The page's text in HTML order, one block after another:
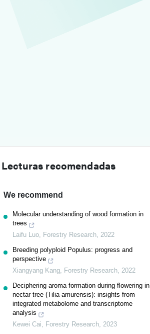
Lecturas recomendadas
We recommend
Molecular understanding of wood formation in
trees
Laifu Luo, Forestry Research, 2022
Breeding polyploid Populus: progress and
perspective
Xiangyang Kang, Forestry Research, 2022
Deciphering aroma formation during flowering in
nectar tree (Tilia amurensis): insights from
integrated metabolome and transcriptome
analysis
Kewei Cai, Forestry Research, 2023